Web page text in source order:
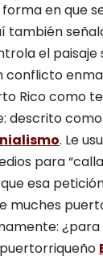
en que
también
el paisaje
conflicto
Rico como
descrito
. Le
para
esa
muches
¿para